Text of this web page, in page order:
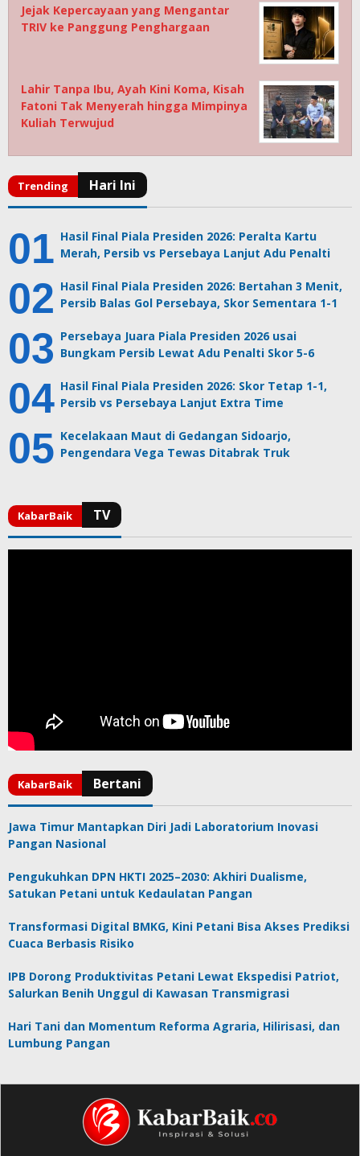
Jejak Kepercayaan yang Mengantar
TRIV ke Panggung Penghargaan
Lahir Tanpa Ibu, Ayah Kini Koma, Kisah
Fatoni Tak Menyerah hingga Mimpinya
Kuliah Terwujud
Hasil Final Piala Presiden 2026: Peralta Kartu
Merah, Persib vs Persebaya Lanjut Adu Penalti
Hasil Final Piala Presiden 2026: Bertahan 3 Menit,
Persib Balas Gol Persebaya, Skor Sementara 1-1
Persebaya Juara Piala Presiden 2026 usai
Bungkam Persib Lewat Adu Penalti Skor 5-6
Hasil Final Piala Presiden 2026: Skor Tetap 1-1,
Persib vs Persebaya Lanjut Extra Time
Kecelakaan Maut di Gedangan Sidoarjo,
Pengendara Vega Tewas Ditabrak Truk
Jawa Timur Mantapkan Diri Jadi Laboratorium Inovasi
Pangan Nasional
Pengukuhkan DPN HKTI 2025–2030: Akhiri Dualisme,
Satukan Petani untuk Kedaulatan Pangan
Transformasi Digital BMKG, Kini Petani Bisa Akses Prediksi
Cuaca Berbasis Risiko
IPB Dorong Produktivitas Petani Lewat Ekspedisi Patriot,
Salurkan Benih Unggul di Kawasan Transmigrasi
Hari Tani dan Momentum Reforma Agraria, Hilirisasi, dan
Lumbung Pangan